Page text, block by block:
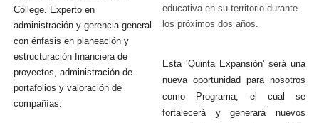
College. Experto en
administración y gerencia general
con énfasis en planeación y
estructuración financiera de
proyectos, administración de
portafolios y valoración de
compañías.
educativa en su territorio durante
los próximos dos años.
Esta ‘Quinta Expansión’ será una
nueva oportunidad para nosotros
como Programa, el cual se
fortalecerá y generará nuevos